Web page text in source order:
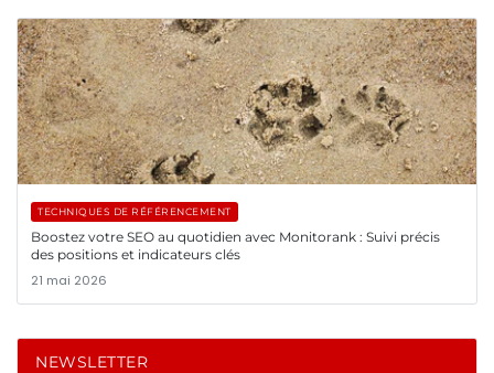
TECHNIQUES DE RÉFÉRENCEMENT
Boostez votre SEO au quotidien avec Monitorank : Suivi précis
des positions et indicateurs clés
21 mai 2026
NEWSLETTER